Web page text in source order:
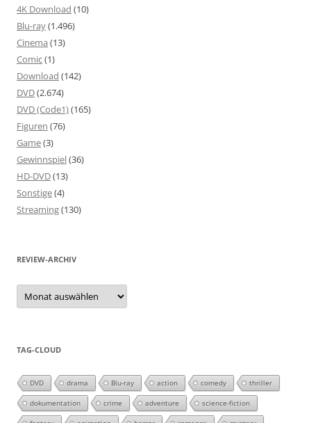
4K Download (10)
Blu-ray(1.496)
Cinema (13)
Comic(1)
Download (142)
DVD(2.674)
DVD (Code1)(165)
Figuren (76)
Game(3)
Gewinnspiel(36)
HD-DVD(13)
Sonstige(4)
Streaming(130)
REVIEW-ARCHIV
Review-
Archiv
TAG-CLOUD
DVD drama Blu-ray action comedy thriller
dokumentation crime adventure science-fiction